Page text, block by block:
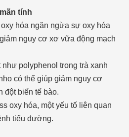
tính
hóa ngăn ngừa sự oxy hóa
nguy cơ xơ vữa động mạch
polyphenol trong trà xanh
có thể giúp giảm nguy cơ
đột biến tế bào.
oxy hóa, một yếu tố liên quan
tiểu đường.